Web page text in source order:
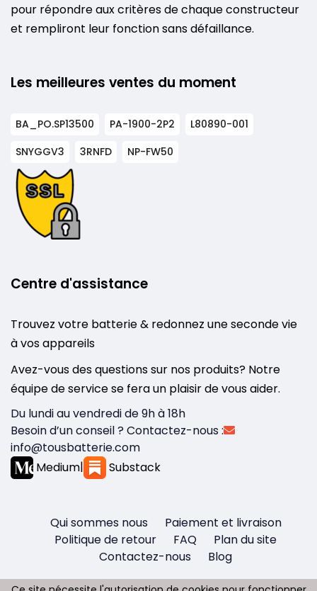
pour répondre aux critères de chaque constructeur
et rempliront leur fonction sans défaillance.
Les meilleures ventes du moment
BA_PO.SP13500 PA-1900-2P2
L80890-001
SNYGGV3
3RNFD NP-FW50
Centre d'assistance
Trouvez votre batterie & redonnez une seconde vie
à vos appareils
Avez-vous des questions sur nos produits? Notre
équipe de service se fera un plaisir de vous aider.
Du lundi au vendredi de 9h à 18h
Besoin d’un conseil ? Contactez-nous :
info@tousbatterie.com
Medium| Substack
Qui sommes nous
Paiement et livraison
Politique de retour
FAQ
Plan du site
Contactez-nous
Blog